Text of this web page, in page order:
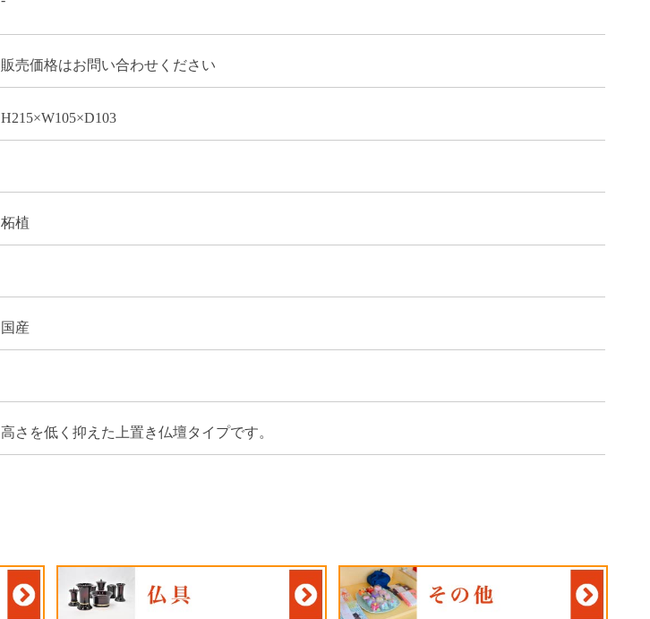
販売価格はお問い合わせください
H215×W105×D103
柘植
国産
高さを低く抑えた上置き仏壇タイプです。